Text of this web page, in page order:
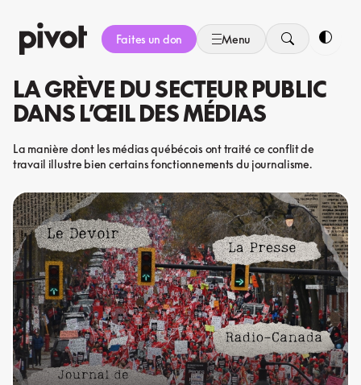
au
contenu
Faites un don Menu
LA GRÈVE DU SECTEUR PUBLIC
DANS L’ŒIL DES MÉDIAS
La manière dont les médias québécois ont traité ce conflit de
travail illustre bien certains fonctionnements du journalisme.